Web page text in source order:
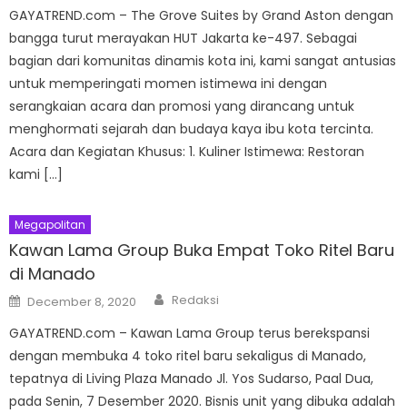
GAYATREND.com – The Grove Suites by Grand Aston dengan
bangga turut merayakan HUT Jakarta ke-497. Sebagai
bagian dari komunitas dinamis kota ini, kami sangat antusias
untuk memperingati momen istimewa ini dengan
serangkaian acara dan promosi yang dirancang untuk
menghormati sejarah dan budaya kaya ibu kota tercinta.
Acara dan Kegiatan Khusus: 1. Kuliner Istimewa: Restoran
kami […]
Megapolitan
Kawan Lama Group Buka Empat Toko Ritel Baru
di Manado
Posted
on
December 8, 2020 Author
Redaksi
GAYATREND.com – Kawan Lama Group terus berekspansi
dengan membuka 4 toko ritel baru sekaligus di Manado,
tepatnya di Living Plaza Manado Jl. Yos Sudarso, Paal Dua,
pada Senin, 7 Desember 2020. Bisnis unit yang dibuka adalah